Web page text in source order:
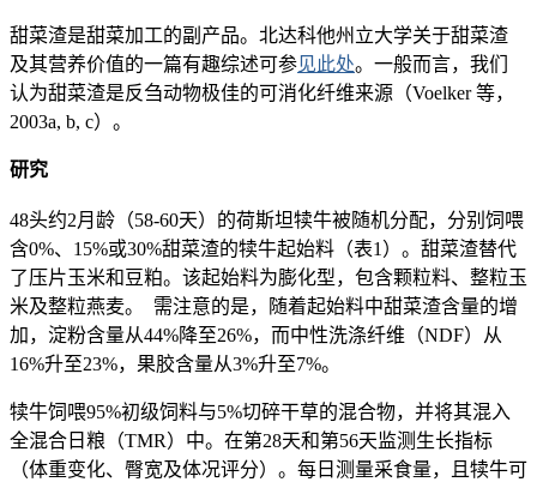
甜菜渣是甜菜加工的副产品。北达科他州立大学关于甜菜渣
及其营养价值的一篇有趣综述可参见此处。一般而言，我们
认为甜菜渣是反刍动物极佳的可消化纤维来源（Voelker 等，
2003a, b, c）。
研究
48头约2月龄（58-60天）的荷斯坦犊牛被随机分配，分别饲喂
含0%、15%或30%甜菜渣的犊牛起始料（表1）。甜菜渣替代
了压片玉米和豆粕。该起始料为膨化型，包含颗粒料、整粒玉
米及整粒燕麦。 需注意的是，随着起始料中甜菜渣含量的增
加，淀粉含量从44%降至26%，而中性洗涤纤维（NDF）从
16%升至23%，果胶含量从3%升至7%。
犊牛饲喂95%初级饲料与5%切碎干草的混合物，并将其混入
全混合日粮（TMR）中。在第28天和第56天监测生长指标
（体重变化、臀宽及体况评分）。每日测量采食量，且犊牛可